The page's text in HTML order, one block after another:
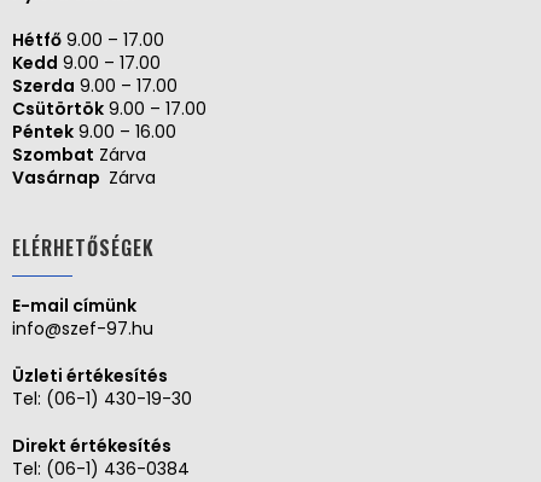
Hétfő 9.00 – 17.00
Kedd 9.00 – 17.00
Szerda 9.00 – 17.00
Csütörtök 9.00 – 17.00
Péntek 9.00 – 16.00
Szombat Zárva
Vasárnap Zárva
ELÉRHETŐSÉGEK
E-mail címünk
info@szef-97.hu
Üzleti értékesítés
Tel: (06-1) 430-19-30
Direkt értékesítés
Tel: (06-1) 436-0384